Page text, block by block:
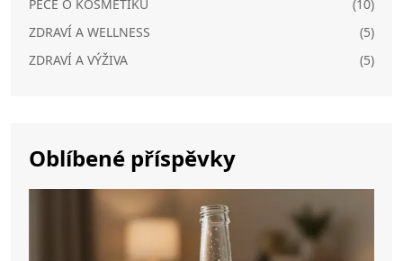
PÉČE O KOSMETIKU
(10)
ZDRAVÍ A WELLNESS
(5)
ZDRAVÍ A VÝŽIVA
(5)
Oblíbené příspěvky